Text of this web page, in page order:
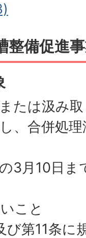
整備促進
たは汲み
、合併処
3月10日ま
こと
び第11条に